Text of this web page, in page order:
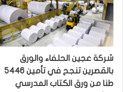
شركة عجين الحلفاء والورق
بالقصرين تنجح في تأمين 5446
طنا من ورق الكتاب المدرسي